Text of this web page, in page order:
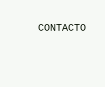
CONTACTO